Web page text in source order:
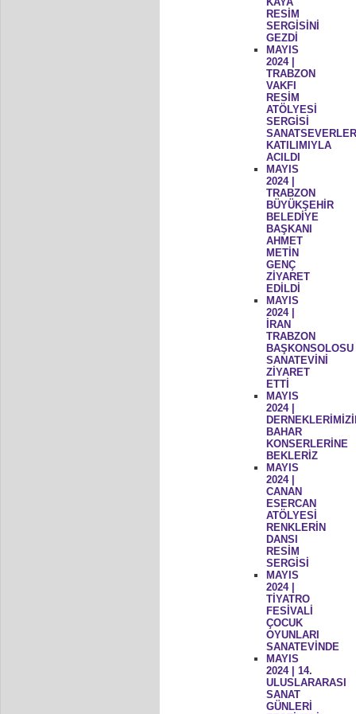
RESİM
SERGİSİNİ
GEZDİ
MAYIS
2024 |
TRABZON
VAKFI
RESİM
ATÖLYESİ
SERGİSİ
KATILIMIYLA
ACILDI
MAYIS
2024 |
TRABZON
BÜYÜKŞEHİR
BELEDİYE
BAŞKANI
AHMET
METİN
GENÇ
ZİYARET
EDİLDİ
MAYIS
2024 |
İRAN
TRABZON
BAŞKONSOLOSU
SANATEVİNİ
ZİYARET
ETTİ
MAYIS
2024 |
BAHAR
KONSERLERİNE
BEKLERİZ
MAYIS
2024 |
CANAN
ESERCAN
ATÖLYESİ
RENKLERİN
DANSI
RESİM
SERGİSİ
MAYIS
2024 |
TİYATRO
FESİVALİ
ÇOCUK
OYUNLARI
SANATEVİNDE
MAYIS
2024 | 14.
ULUSLARARASI
SANAT
GÜNLERİ